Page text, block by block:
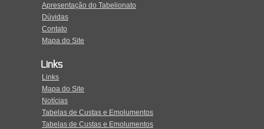
Apresentação do Tabelionato
Dúvidas
Contato
Mapa do Site
Links
Links
Mapa do Site
Notícias
Tabelas de Custas e Emolumentos
Tabelas de Custas e Emolumentos